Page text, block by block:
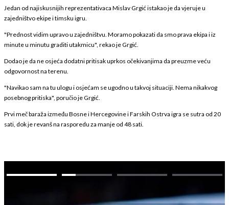
Jedan od najiskusnijih reprezentativaca Mislav Grgić istakao je da vjeruje u
zajedništvo ekipe i timsku igru.
"Prednost vidim upravo u zajedništvu. Moramo pokazati da smo prava ekipa i iz
minute u minutu graditi utakmicu", rekao je Grgić.
Dodao je da ne osjeća dodatni pritisak uprkos očekivanjima da preuzme veću
odgovornost na terenu.
"Navikao sam na tu ulogu i osjećam se ugodno u takvoj situaciji. Nema nikakvog
posebnog pritiska", poručio je Grgić.
Prvi meč baraža između Bosne i Hercegovine i Farskih Ostrva igra se sutra od 20
sati, dok je revanš na rasporedu za manje od 48 sati.